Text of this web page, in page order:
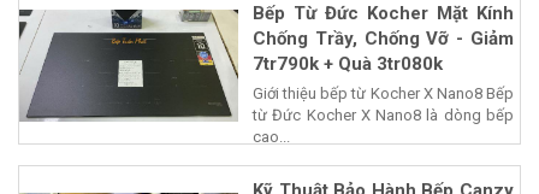
Bếp Từ Đức Kocher Mặt Kính
Chống Trầy, Chống Vỡ - Giảm
7tr790k + Quà 3tr080k
Giới thiệu bếp từ Kocher X Nano8 Bếp
từ Đức Kocher X Nano8 là dòng bếp
cao...